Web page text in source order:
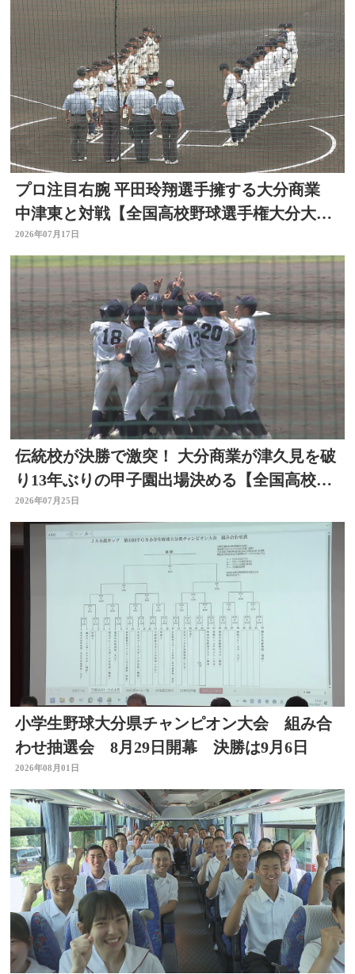
プロ注目右腕 平田玲翔選手擁する大分商業
中津東と対戦【全国高校野球選手権大分大
会】
2026年07月17日
伝統校が決勝で激突！ 大分商業が津久見を破
り13年ぶりの甲子園出場決める【全国高校野
球大分大会】
2026年07月25日
小学生野球大分県チャンピオン大会 組み合
わせ抽選会 8月29日開幕 決勝は9月6日
2026年08月01日